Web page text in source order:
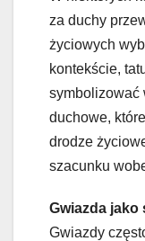
za duchy
życiowych
kontekście,
symbolizować
duchowe,
drodze
szacunku
Gwiazda jako
Gwiazdy